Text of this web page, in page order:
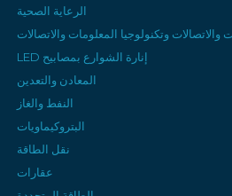
الرعاية الصحية
والاتصالات وتكنولوجيا المعلومات والاتصالات
إنارة الشوارع بمصابيح LED
المعادن والتعدين
النفط والغاز
البتروكيماويات
نقل الطاقة
عقارات